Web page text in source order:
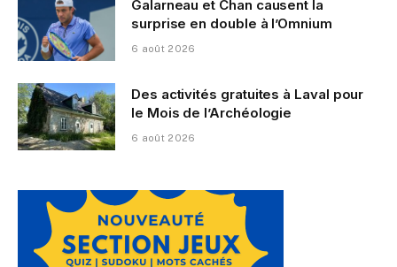
Galarneau et Chan causent la
surprise en double à l’Omnium
6 août 2026
Des activités gratuites à Laval pour
le Mois de l’Archéologie
6 août 2026